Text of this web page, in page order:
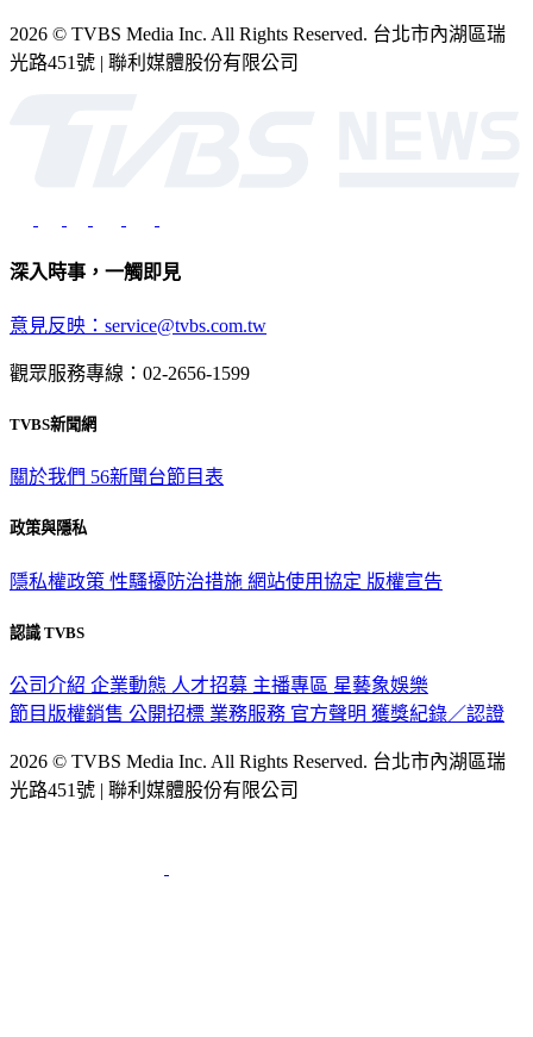
2026 © TVBS Media Inc. All Rights Reserved. 台北市內湖區瑞
光路451號 | 聯利媒體股份有限公司
深入時事，一觸即見
意見反映：service@tvbs.com.tw
觀眾服務專線：02-2656-1599
TVBS新聞網
關於我們 56新聞台節目表
政策與隱私
隱私權政策 性騷擾防治措施 網站使用協定 版權宣告
認識 TVBS
公司介紹 企業動態 人才招募 主播專區 星藝象娛樂
節目版權銷售 公開招標 業務服務 官方聲明 獲獎紀錄／認證
2026 © TVBS Media Inc. All Rights Reserved. 台北市內湖區瑞
光路451號 | 聯利媒體股份有限公司